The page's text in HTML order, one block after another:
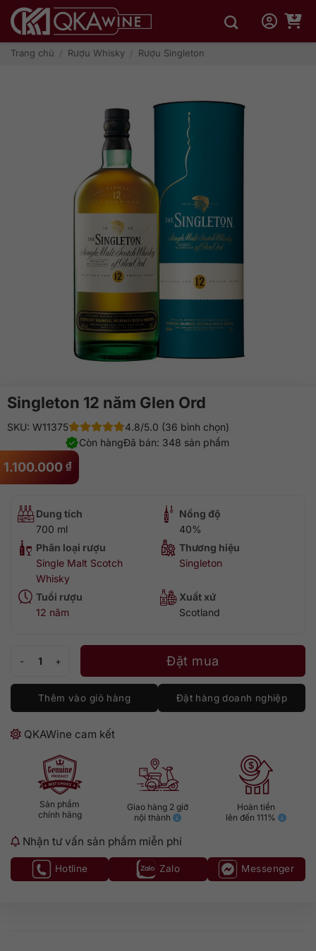
qua
dungTrang chủ / Rượu Whisky / Rượu Singleton
Singleton 12 năm Glen Ord
1.100.000 ₫
SKU: W11375
4.8/5.0 (36 bình chọn)
Đã bán: 348 sản phẩm
Còn hàng
Dung tích
700 ml
Nồng độ
40%
Phân loại rượu
Single Malt Scotch
Whisky
Thương hiệu
Singleton
Tuổi rượu
12 năm
Xuất xứ
Scotland
Đặt mua
Thêm vào giỏ hàng Đặt hàng doanh nghiệp
QKAWine cam kết
Sản phẩm
chính hãng
Giao hàng 2 giờ
nội thành
Hoàn tiền
lên đến 111%
Nhận tư vấn sản phẩm miễn phí
Hotline Zalo Messenger